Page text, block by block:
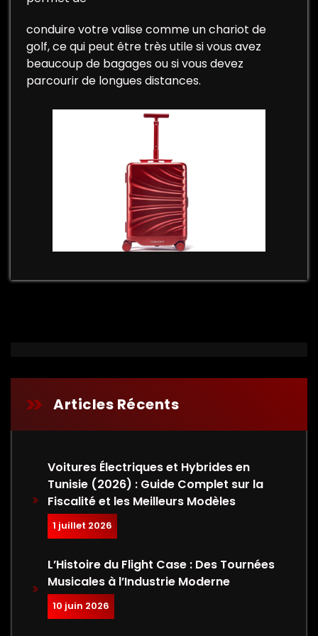
conduire votre valise comme un chariot de
golf, ce qui peut être très utile si vous avez
beaucoup de bagages ou si vous devez
parcourir de longues distances.
Articles Récents
Voitures Électriques et Hybrides en
Tunisie (2026) : Guide Complet sur la
Fiscalité et les Meilleurs Modèles
1 juillet 2026
L’Histoire du Flight Case : Des Tournées
Musicales à l’Industrie Moderne
10 juin 2026